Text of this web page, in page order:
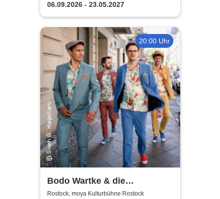
06.09.2026 - 23.05.2027
20:00 Uhr
Bodo Wartke & die
SchönenGutenA-Band - In
Rostock, moya Kulturbühne Rostock